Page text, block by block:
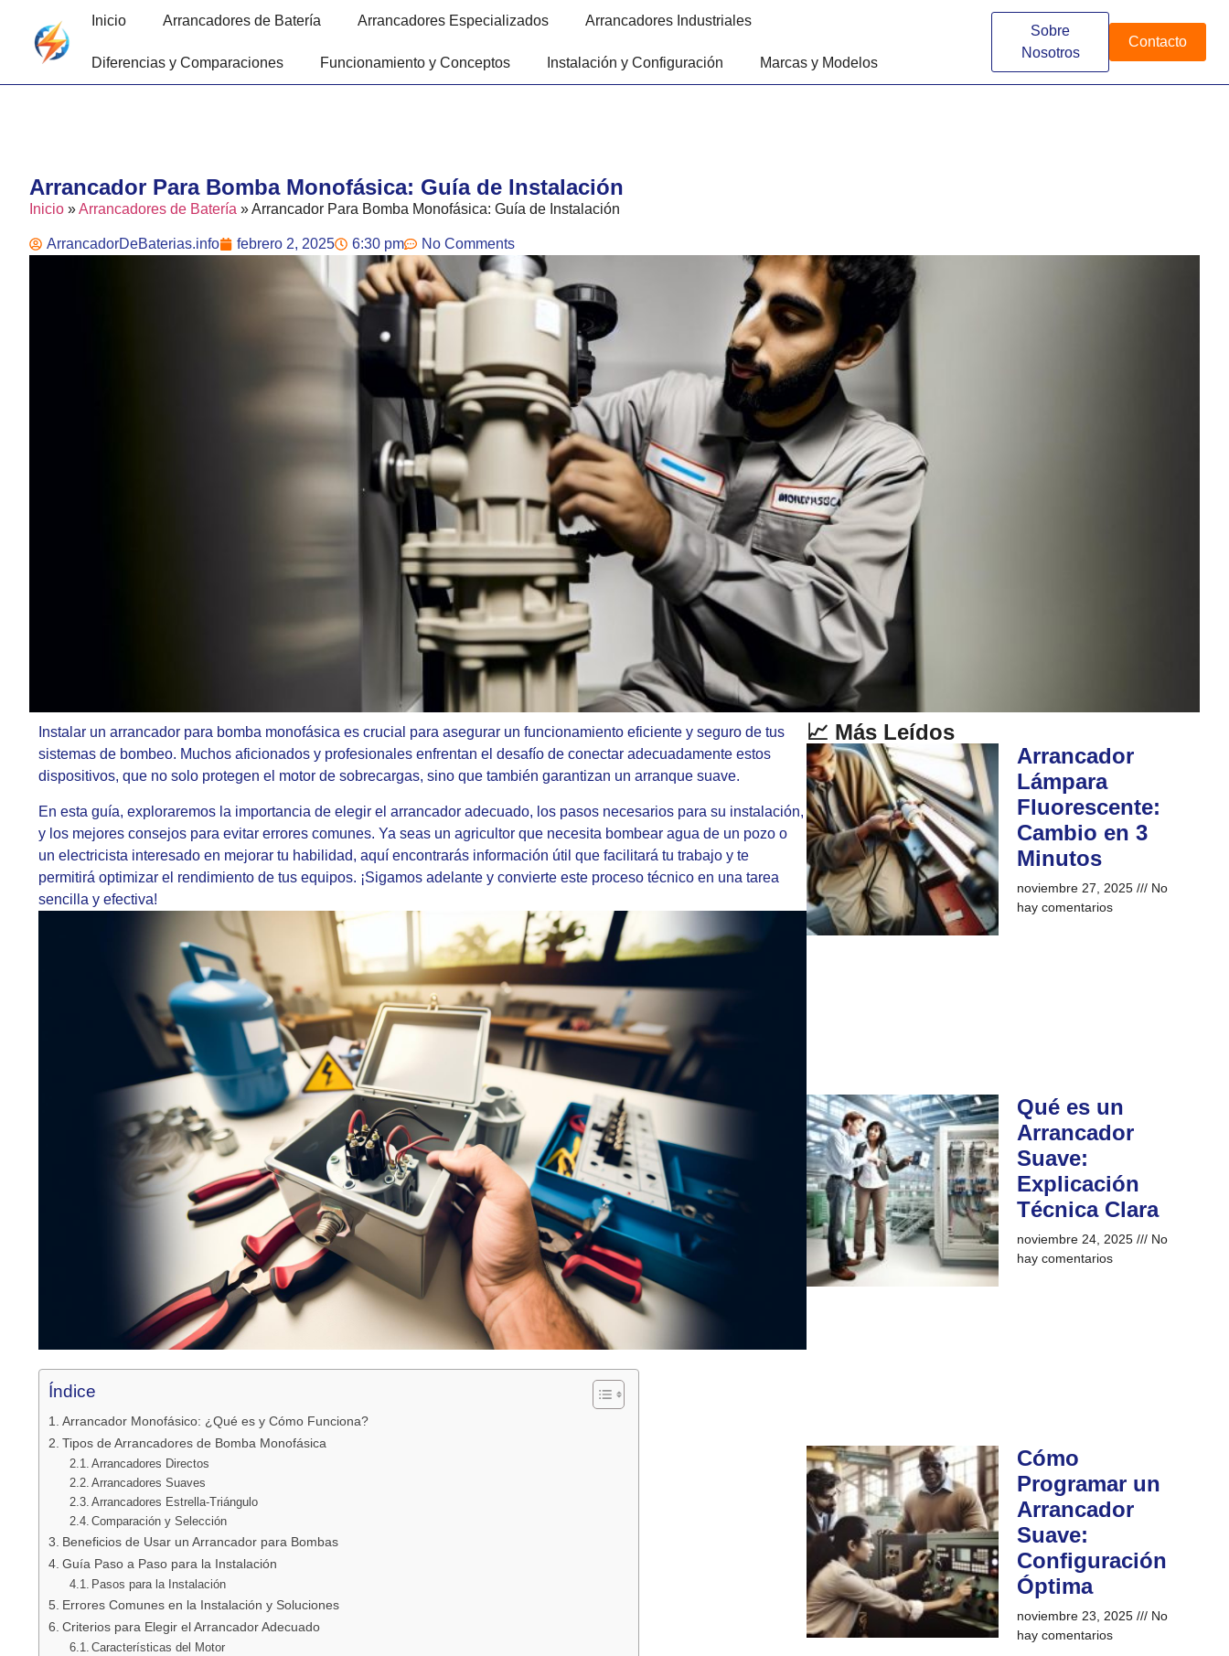
Inicio Arrancadores de Batería Arrancadores Especializados Arrancadores Industriales
Diferencias y Comparaciones Funcionamiento y Conceptos Instalación y Configuración Marcas y Modelos
Sobre
Nosotros
Contacto
Arrancador Para Bomba Monofásica: Guía de Instalación
Inicio »Arrancadores de Batería »Arrancador Para Bomba Monofásica: Guía de Instalación
ArrancadorDeBaterias.info febrero 2, 2025 6:30 pm No Comments
Instalar un arrancador para bomba monofásica es crucial para asegurar un funcionamiento eficiente y seguro de tus
sistemas de bombeo. Muchos aficionados y profesionales enfrentan el desafío de conectar adecuadamente estos
dispositivos, que no solo protegen el motor de sobrecargas, sino que también garantizan un arranque suave.
En esta guía, exploraremos la importancia de elegir el arrancador adecuado, los pasos necesarios para su instalación,
y los mejores consejos para evitar errores comunes. Ya seas un agricultor que necesita bombear agua de un pozo o
un electricista interesado en mejorar tu habilidad, aquí encontrarás información útil que facilitará tu trabajo y te
permitirá optimizar el rendimiento de tus equipos. ¡Sigamos adelante y convierte este proceso técnico en una tarea
sencilla y efectiva!
Índice
Arrancador Monofásico: ¿Qué es y Cómo Funciona?
Tipos de Arrancadores de Bomba Monofásica
Arrancadores Directos
Arrancadores Suaves
Arrancadores Estrella-Triángulo
Comparación y Selección
Beneficios de Usar un Arrancador para Bombas
Guía Paso a Paso para la Instalación
Pasos para la Instalación
Errores Comunes en la Instalación y Soluciones
Criterios para Elegir el Arrancador Adecuado
Características del Motor
📈 Más Leídos
Arrancador
Lámpara
Fluorescente:
Cambio en 3
Minutos
noviembre 27, 2025
No
hay comentarios
Qué es un
Arrancador
Suave:
Explicación
Técnica Clara
noviembre 24, 2025
No
hay comentarios
Cómo
Programar un
Arrancador
Suave:
Configuración
Óptima
noviembre 23, 2025
No
hay comentarios